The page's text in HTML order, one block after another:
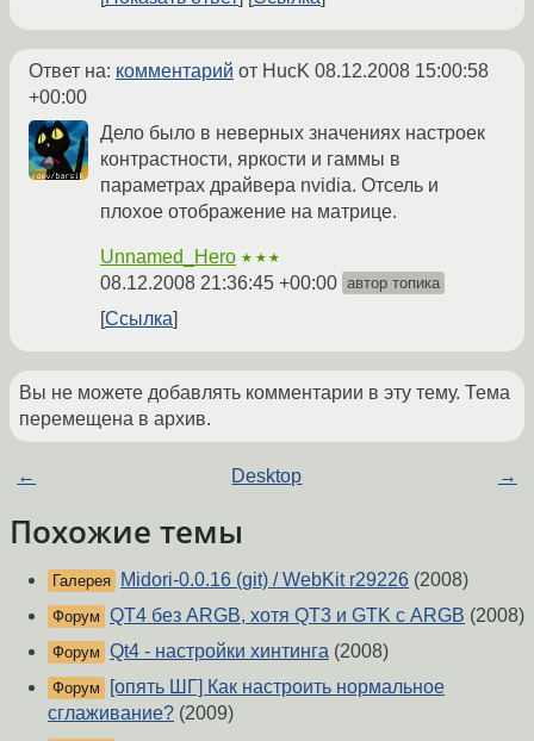
Ответ на: комментарий от HucK 08.12.2008 15:00:58
+00:00
Дело было в неверных значениях настроек
контрастности, яркости и гаммы в
параметрах драйвера nvidia. Отсель и
плохое отображение на матрице.
Unnamed_Hero ★★★
08.12.2008 21:36:45 +00:00 автор топика
Ссылка
Вы не можете добавлять комментарии в эту тему. Тема
перемещена в архив.
← Desktop →
Похожие темы
Галерея Midori-0.0.16 (git) / WebKit r29226 (2008)
Форум QT4 без ARGB, хотя QT3 и GTK с ARGB (2008)
Форум Qt4 - настройки хинтинга (2008)
Форум
[опять ШГ] Как настроить нормальное
сглаживание? (2009)